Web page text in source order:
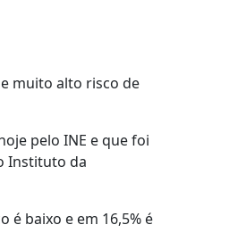
muito alto risco de
pelo INE e que foi
Instituto da
é baixo e em 16,5% é